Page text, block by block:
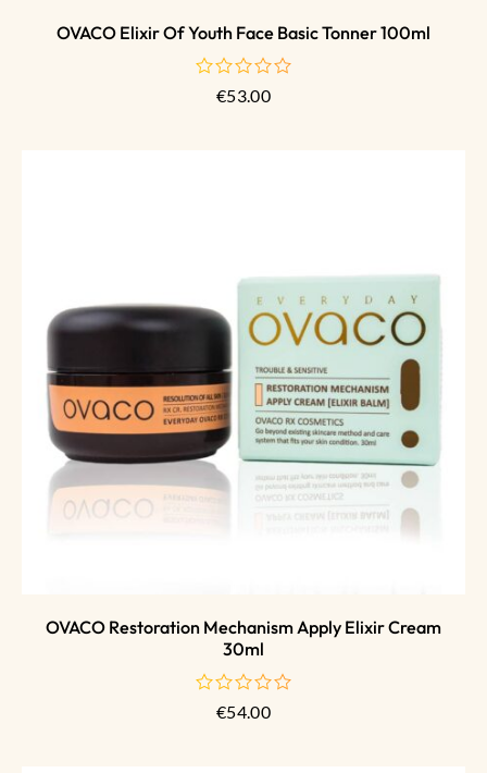
OVACO Elixir Of Youth Face Basic Tonner 100ml
€53.00
OVACO Restoration Mechanism Apply Elixir Cream
30ml
€54.00